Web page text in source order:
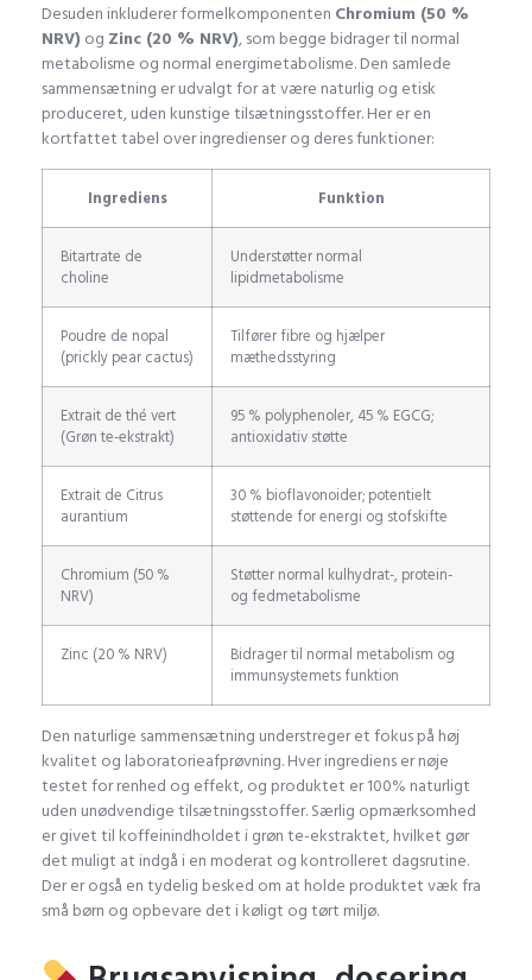
Desuden inkluderer formelkomponenten Chromium (50 %
NRV) og Zinc (20 % NRV), som begge bidrager til normal
metabolisme og normal energimetabolisme. Den samlede
sammensætning er udvalgt for at være naturlig og etisk
produceret, uden kunstige tilsætningsstoffer. Her er en
kortfattet tabel over ingredienser og deres funktioner:
Ingrediens Funktion
Bitartrate de
choline
Understøtter normal
lipidmetabolisme
Poudre de nopal
(prickly pear cactus)
Tilfører fibre og hjælper
mæthedsstyring
Extrait de thé vert
(Grøn te-ekstrakt)
95 % polyphenoler, 45 % EGCG;
antioxidativ støtte
Extrait de Citrus
aurantium
30 % bioflavonoider; potentielt
støttende for energi og stofskifte
Chromium (50 %
NRV)
Støtter normal kulhydrat-, protein-
og fedmetabolisme
Zinc (20 % NRV)
Bidrager til normal metabolism og
immunsystemets funktion
Den naturlige sammensætning understreger et fokus på høj
kvalitet og laboratorieafprøvning. Hver ingrediens er nøje
testet for renhed og effekt, og produktet er 100% naturligt
uden unødvendige tilsætningsstoffer. Særlig opmærksomhed
er givet til koffeinindholdet i grøn te-ekstraktet, hvilket gør
det muligt at indgå i en moderat og kontrolleret dagsrutine.
Der er også en tydelig besked om at holde produktet væk fra
små børn og opbevare det i køligt og tørt miljø.